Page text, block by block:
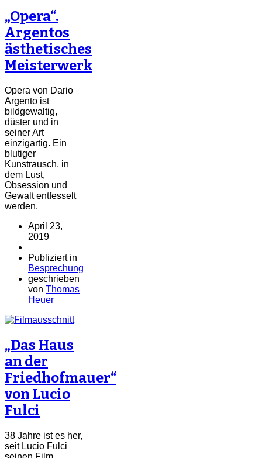
„Opera“.
Argentos
ästhetisches
Meisterwerk
Opera von Dario
Argento ist
bildgewaltig,
düster und in
seiner Art
einzigartig. Ein
blutiger
Kunstrausch, in
dem Lust,
Obsession und
Gewalt entfesselt
werden.
April 23,
2019
Publiziert in
Besprechung
geschrieben
von Thomas
Heuer
„Das Haus
an der
Friedhofmauer“
von Lucio
Fulci
38 Jahre ist es her,
seit Lucio Fulci